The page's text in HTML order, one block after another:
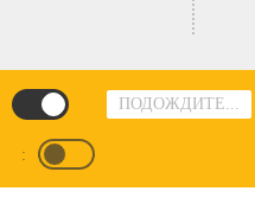
ПОДОЖДИТЕ...
: